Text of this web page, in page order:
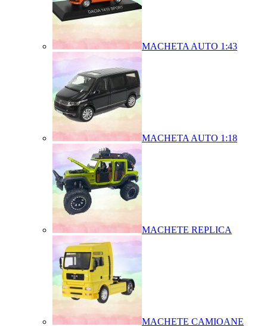
MACHETA AUTO 1:43
MACHETA AUTO 1:18
MACHETE REPLICA
MACHETE CAMIOANE